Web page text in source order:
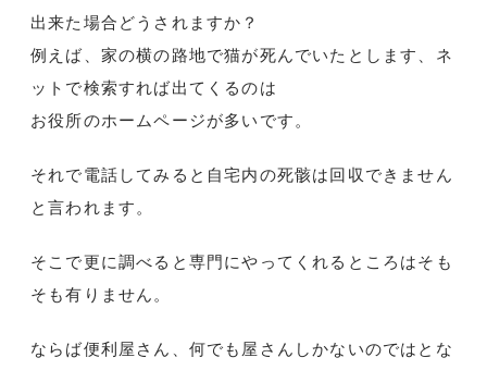
出来た場合どうされますか？
例えば、家の横の路地で猫が死んでいたとします、ネ
ットで検索すれば出てくるのは
お役所のホームページが多いです。
それで電話してみると自宅内の死骸は回収できません
と言われます。
そこで更に調べると専門にやってくれるところはそも
そも有りません。
ならば便利屋さん、何でも屋さんしかないのではとな